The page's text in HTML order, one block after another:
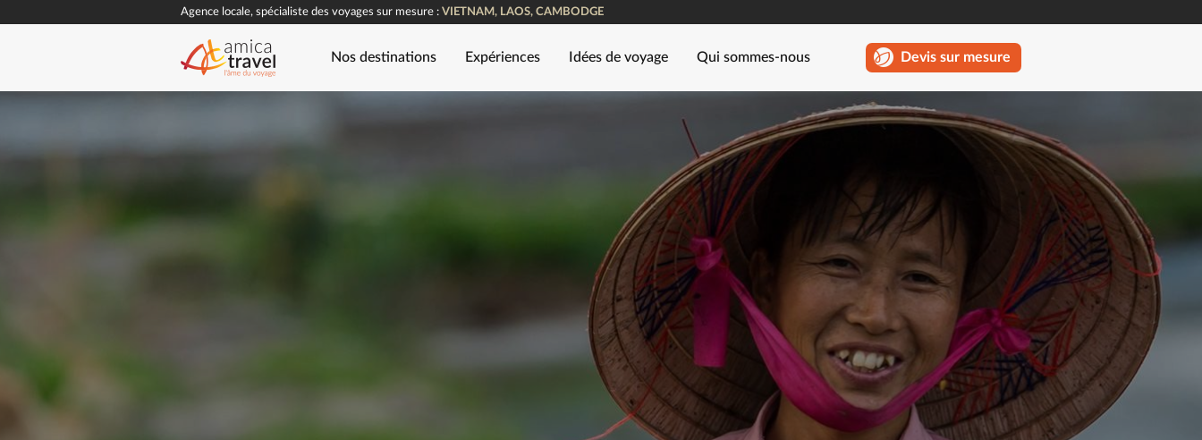
Agence locale, spécialiste des voyages sur mesure : VIETNAM, LAOS, CAMBODGE
Nos destinations Expériences Idées de voyage Qui sommes-nous Devis sur mesure